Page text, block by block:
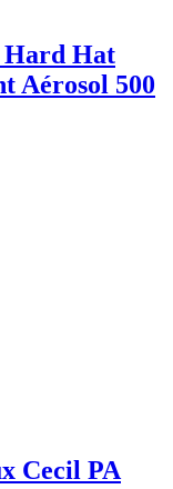
Hard Hat
Aérosol 500
Cecil PA